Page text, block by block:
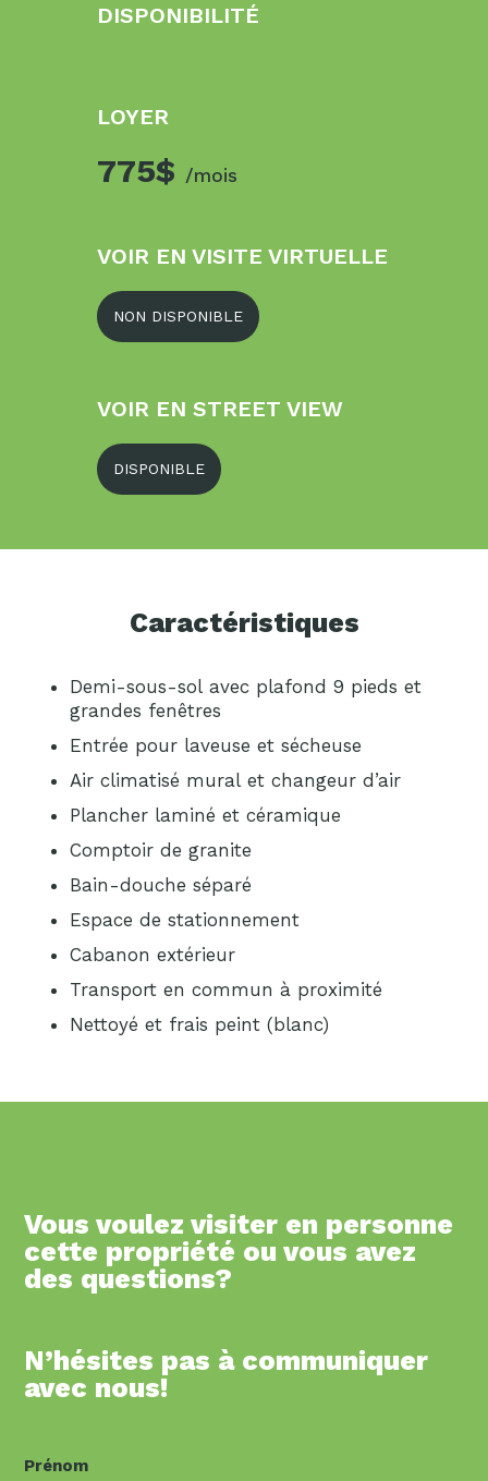
DISPONIBILITÉ
LOYER
775$ /mois
VOIR EN VISITE VIRTUELLE
NON DISPONIBLE
VOIR EN STREET VIEW
DISPONIBLE
Caractéristiques
Demi-sous-sol avec plafond 9 pieds et
grandes fenêtres
Entrée pour laveuse et sécheuse
Air climatisé mural et changeur d’air
Plancher laminé et céramique
Comptoir de granite
Bain-douche séparé
Espace de stationnement
Cabanon extérieur
Transport en commun à proximité
Nettoyé et frais peint (blanc)
Vous voulez visiter en personne
cette propriété ou vous avez
des questions?
N’hésites pas à communiquer
avec nous!